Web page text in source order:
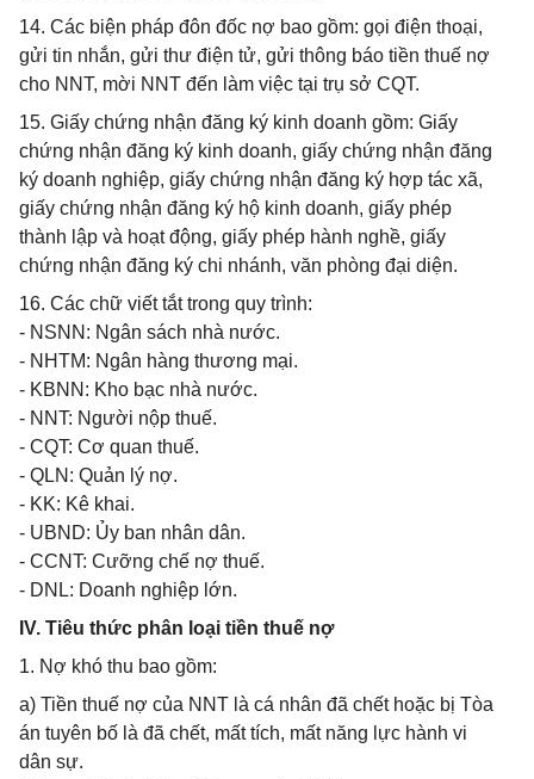
14. Các biện pháp đôn đốc nợ bao gồm: gọi điện thoại,
gửi tin nhắn, gửi thư điện tử, gửi thông báo tiền thuế nợ
cho NNT, mời NNT đến làm việc tại trụ sở CQT.
15. Giấy chứng nhận đăng ký kinh doanh gồm: Giấy
chứng nhận đăng ký kinh doanh, giấy chứng nhận đăng
ký doanh nghiệp, giấy chứng nhận đăng ký hợp tác xã,
giấy chứng nhận đăng ký hộ kinh doanh, giấy phép
thành lập và hoạt động, giấy phép hành nghề, giấy
chứng nhận đăng ký chi nhánh, văn phòng đại diện.
16. Các chữ viết tắt trong quy trình:
- NSNN: Ngân sách nhà nước.
- NHTM: Ngân hàng thương mại.
- KBNN: Kho bạc nhà nước.
- NNT: Người nộp thuế.
- CQT: Cơ quan thuế.
- QLN: Quản lý nợ.
- KK: Kê khai.
- UBND: Ủy ban nhân dân.
- CCNT: Cưỡng chế nợ thuế.
- DNL: Doanh nghiệp lớn.
IV. Tiêu thức phân loại tiền thuế nợ
1. Nợ khó thu bao gồm:
a) Tiền thuế nợ của NNT là cá nhân đã chết hoặc bị Tòa
án tuyên bố là đã chết, mất tích, mất năng lực hành vi
dân sự.